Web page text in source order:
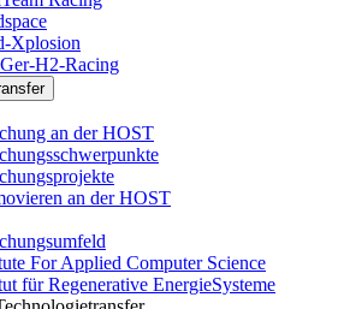
Xplosion
H2-Racing
an der HOST
an der HOST
For Applied Computer Science
für Regenerative EnergieSysteme